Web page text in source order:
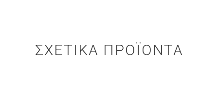
ΣΧΕΤΙΚΆ ΠΡΟΪΌΝΤΑ